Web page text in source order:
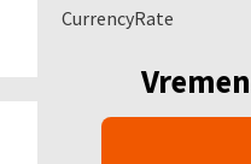
CurrencyRate